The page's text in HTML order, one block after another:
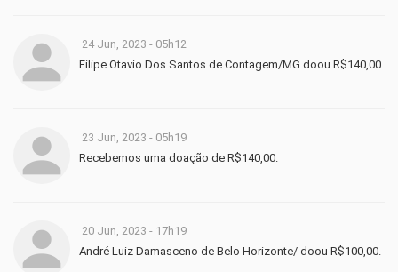
24 Jun, 2023 - 05h12
Filipe Otavio Dos Santos de Contagem/MG doou R$140,00.
23 Jun, 2023 - 05h19
Recebemos uma doação de R$140,00.
20 Jun, 2023 - 17h19
André Luiz Damasceno de Belo Horizonte/ doou R$100,00.